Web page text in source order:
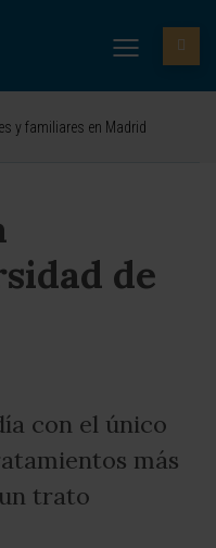
y familiares en Madrid
de
con el único
más
trato